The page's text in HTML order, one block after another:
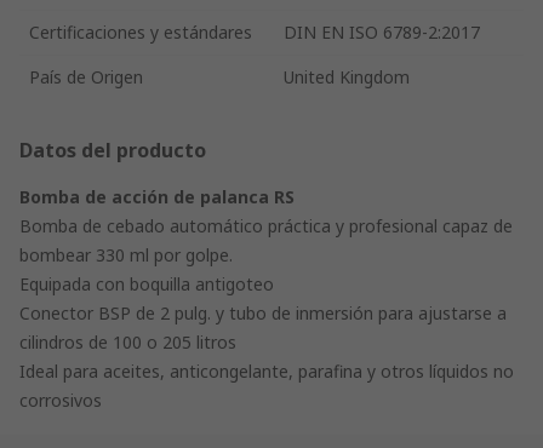
Certificaciones y estándares
DIN EN ISO 6789-2:2017
País de Origen
United Kingdom
Datos del producto
Bomba de acción de palanca RS
Bomba de cebado automático práctica y profesional capaz de
bombear 330 ml por golpe.
Equipada con boquilla antigoteo
Conector BSP de 2 pulg. y tubo de inmersión para ajustarse a
cilindros de 100 o 205 litros
Ideal para aceites, anticongelante, parafina y otros líquidos no
corrosivos